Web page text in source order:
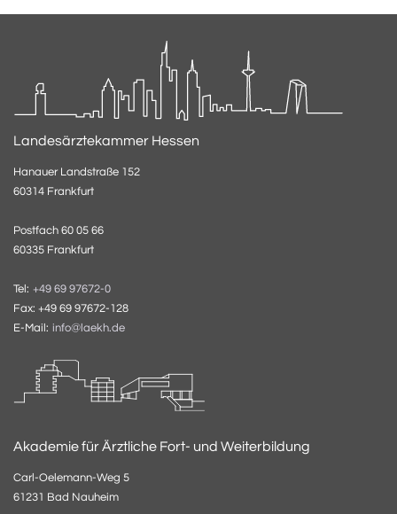
Landesärztekammer Hessen
Hanauer Landstraße 152
60314 Frankfurt
Postfach 60 05 66
60335 Frankfurt
Tel: +49 69 97672-0
Fax: +49 69 97672-128
E-Mail: info@laekh.de
Akademie für Ärztliche Fort- und Weiterbildung
Carl-Oelemann-Weg 5
61231 Bad Nauheim